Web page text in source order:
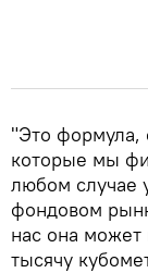
"Это формула,
которые мы
любом случае
фондовом
нас она может
тысячу